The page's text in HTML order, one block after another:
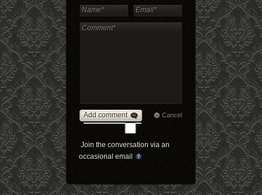
Add comment Cancel
Join the conversation via an
occasional email